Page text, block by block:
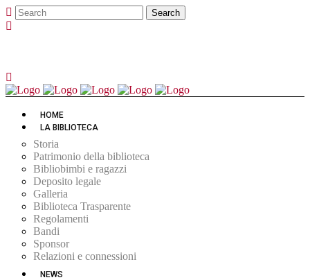
HOME
LA BIBLIOTECA
Storia
Patrimonio della biblioteca
Bibliobimbi e ragazzi
Deposito legale
Galleria
Biblioteca Trasparente
Regolamenti
Bandi
Sponsor
Relazioni e connessioni
NEWS